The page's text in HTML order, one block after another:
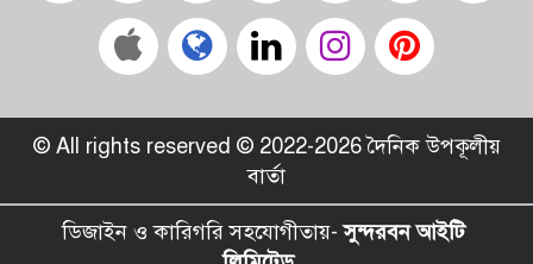
© All rights reserved © 2022-2026 দৈনিক উপকূলীয়
বার্তা
ডিজাইন ও কারিগরি সহযোগীতায়-সুন্দরবন আইটি